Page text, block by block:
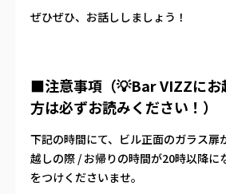
ぜひぜひ、お話ししましょう！
■注意事項（💡Bar VIZZにお
方は必ずお読みください！）
下記の時間にて、ビル正面のガラス扉
越しの際 / お帰りの時間が20時以降に
をつけくださいませ。